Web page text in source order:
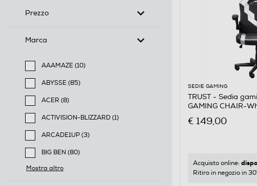
Prezzo
Marca
AAAMAZE (10)
Filtra per Marca: AAAMAZE
ABYSSE (85)
Filtra per Marca: ABYSSE
ACER (8)
Filtra per Marca: ACER
ACTIVISION-BLIZZARD (1)
Filtra per Marca: ACTIVISION-BLIZZARD
ARCADE1UP (3)
Filtra per Marca: ARCADE1UP
BIG BEN (80)
Filtra per Marca: BIG BEN
Mostra altro
SEDIE GAMING
TRUST - Sedia
GAMING CHAIR-
€ 149,00
Acquisto online:
Ritiro in negozio in